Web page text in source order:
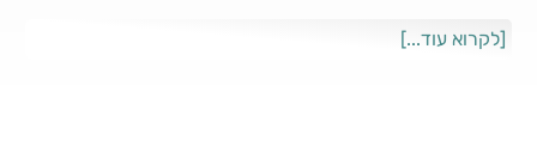
שנחשבו דמיוניים, על השמאל שנעלם ועל מרצ שנגרסה ואבדה
[לקרוא עוד...]